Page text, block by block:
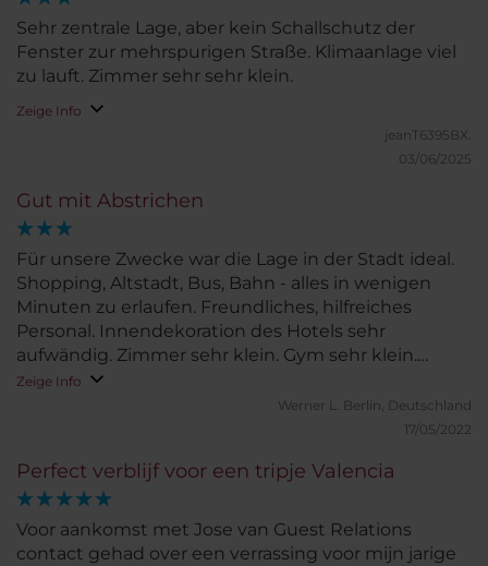
Sehr zentrale Lage, aber kein Schallschutz der
Fenster zur mehrspurigen Straße. Klimaanlage viel
zu lauft. Zimmer sehr sehr klein.
Zeige Info
jeanT6395BX.
03/06/2025
Gut mit Abstrichen
Für unsere Zwecke war die Lage in der Stadt ideal.
Shopping, Altstadt, Bus, Bahn - alles in wenigen
Minuten zu erlaufen. Freundliches, hilfreiches
Personal. Innendekoration des Hotels sehr
aufwändig. Zimmer sehr klein. Gym sehr klein.
Preis/Leistungsverhältnis insbesondere für
Wochenende nicht gerechtfertigt.
Zeige Info
Werner L. Berlin, Deutschland
17/05/2022
Perfect verblijf voor een tripje Valencia
Voor aankomst met Jose van Guest Relations
contact gehad over een verrassing voor mijn jarige